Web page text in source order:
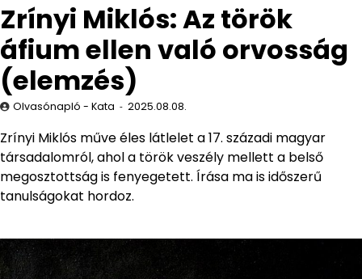
Zrínyi Miklós: Az török
áfium ellen való orvosság
(elemzés)
Olvasónapló - Kata 2025.08.08.
Zrínyi Miklós műve éles látlelet a 17. századi magyar
társadalomról, ahol a török veszély mellett a belső
megosztottság is fenyegetett. Írása ma is időszerű
tanulságokat hordoz.